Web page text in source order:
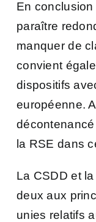
En
paraître
manquer de
convient
dispositifs
européenne.
la RSE dans
La CSDD et
deux aux
unies relatifs